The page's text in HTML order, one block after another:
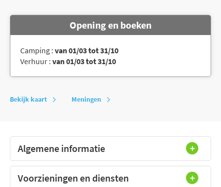
Opening en boeken
Camping : van 01/03 tot 31/10
Verhuur : van 01/03 tot 31/10
Bekijk kaart Meningen
Algemene informatie
Voorzieningen en diensten